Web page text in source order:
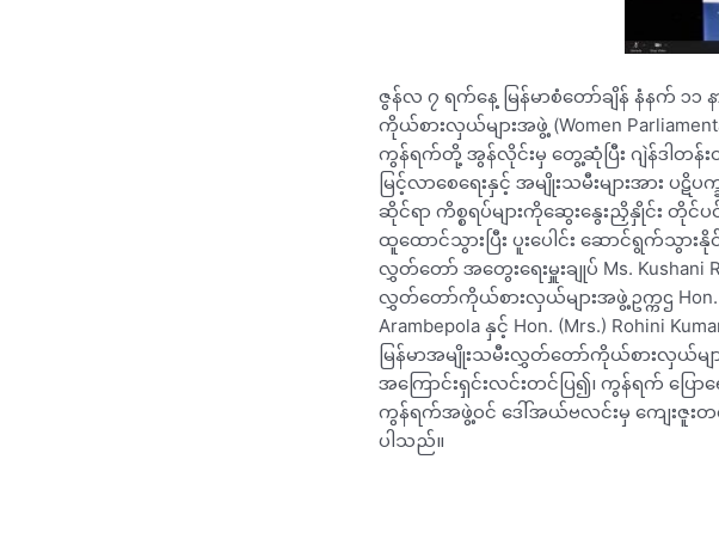
ဇွန်လ ၇ ရက်နေ့ မြန်မာစံတော်ချိန် နံနက်
ကိုယ်စားလှယ်များအဖွဲ့ (Women
ကွန်ရက်တို့ အွန်လိုင်းမှ တွေ့ဆုံပြီး ဂျဲန်ဒါတန်းတူ
မြင့်လာစေရေးနှင့် အမျိုးသမီးများအား
ဆိုင်ရာ ကိစ္စရပ်များကိုဆွေးနွေးညှိနှိုင်း တို
ထူထောင်သွားပြီး ပူးပေါင်း ဆောင်ရွက်သွာ
လွှတ်တော် အတွေးရေးမှူးချုပ် Ms. Kushani
လွှတ်တော်ကိုယ်စားလှယ်များအဖွဲ့ဥက္ကဌ Hon.
Arambepola နှင့် Hon. (Mrs.) Rohini
မြန်မာအမျိုးသမီးလွှတ်တော်ကိုယ်စားလှယ်မျ
အကြောင်းရှင်းလင်းတင်ပြ၍၊ ကွန်ရက် ပြေ
ကွန်ရက်အဖွဲ့ဝင် ဒေါ်အယ်ဗလင်းမှ ကျေးဇူးတ
ပါသည်။